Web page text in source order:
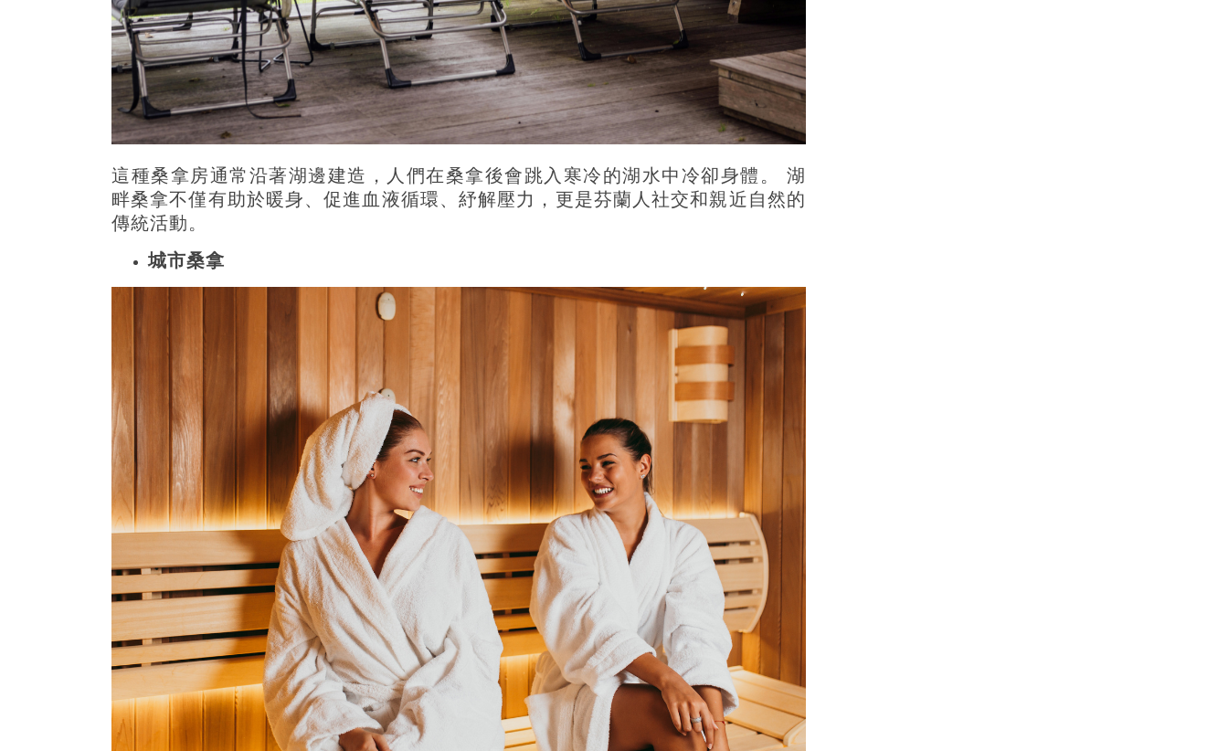
這種桑拿房通常沿著湖邊建造，人們在桑拿後會跳入寒冷的湖水中冷卻身體。 湖
畔桑拿不僅有助於暖身、促進血液循環、紓解壓力，更是芬蘭人社交和親近自然的
傳統活動。
城市桑拿